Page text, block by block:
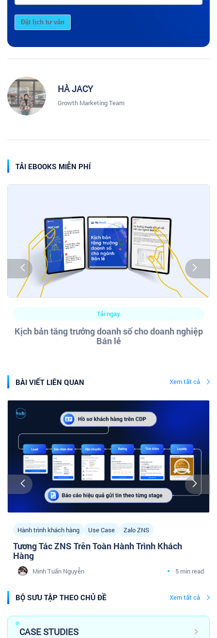
Đặt lịch tư vấn
HÀ JACY
Growth Marketing Team
TẢI EBOOKS MIỄN PHÍ
Tải ngay
Kịch bản tăng trưởng doanh số cho doanh nghiệp
Bán lẻ
BÀI VIẾT LIÊN QUAN Xem tất cả
Hành trình khách hàng Use Case Zalo ZNS
Tương Tác ZNS Trên Toàn Hành Trình Khách
Hàng
Minh Tuấn Nguyễn 5 min read
BỘ SƯU TẬP THEO CHỦ ĐỀ Xem tất cả
CASE STUDIES